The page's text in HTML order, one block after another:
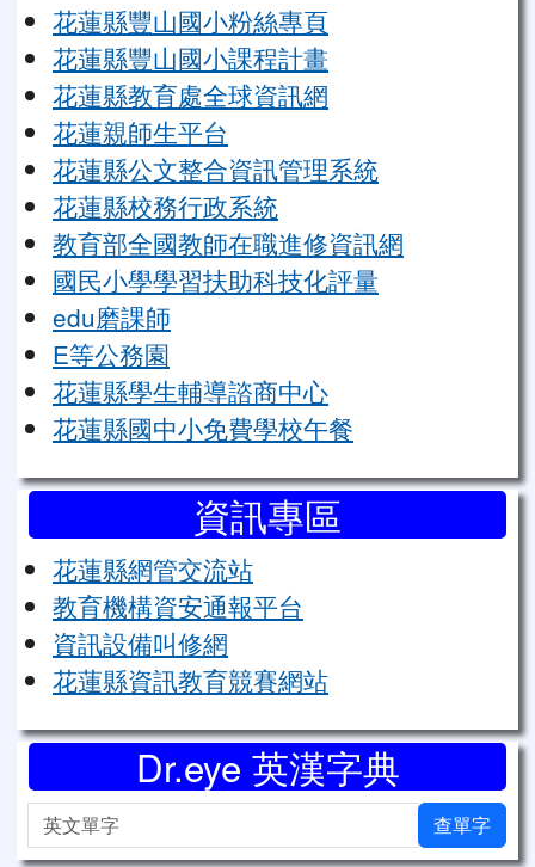
花蓮縣豐山國小粉絲專頁
花蓮縣豐山國小課程計畫
花蓮縣教育處全球資訊網
花蓮親師生平台
花蓮縣公文整合資訊管理系統
花蓮縣校務行政系統
教育部全國教師在職進修資訊網
國民小學學習扶助科技化評量
edu磨課師
E等公務園
花蓮縣學生輔導諮商中心
花蓮縣國中小免費學校午餐
資訊專區
花蓮縣網管交流站
教育機構資安通報平台
資訊設備叫修網
花蓮縣資訊教育競賽網站
Dr.eye 英漢字典
英文單字 查單字